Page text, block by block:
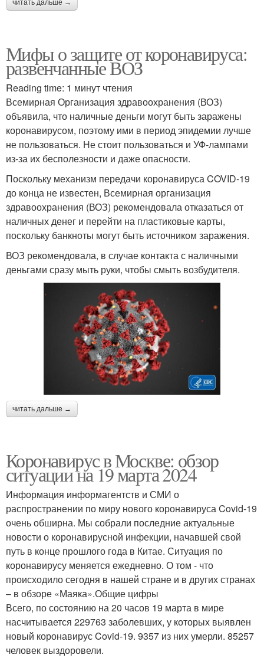
читать дальше →
Мифы о защите от коронавируса:
развенчанные ВОЗ
Reading time: 1 минут чтения
Всемирная Организация здравоохранения (ВОЗ)
объявила, что наличные деньги могут быть заражены
коронавирусом, поэтому ими в период эпидемии лучше
не пользоваться. Не стоит пользоваться и УФ-лампами
из-за их бесполезности и даже опасности.
Поскольку механизм передачи коронавируса COVID-19
до конца не известен, Всемирная организация
здравоохранения (ВОЗ) рекомендовала отказаться от
наличных денег и перейти на пластиковые карты,
поскольку банкноты могут быть источником заражения.
ВОЗ рекомендовала, в случае контакта с наличными
деньгами сразу мыть руки, чтобы смыть возбудителя.
читать дальше →
Коронавирус в Москве: обзор
ситуации на 19 марта 2024
Информация информагентств и СМИ о
распространении по миру нового коронавируса Covid-19
очень обширна. Мы собрали последние актуальные
новости о коронавирусной инфекции, начавшей свой
путь в конце прошлого года в Китае. Ситуация по
коронавирусу меняется ежедневно. О том - что
происходило сегодня в нашей стране и в других странах
– в обзоре «Маяка».Общие цифры
Всего, по состоянию на 20 часов 19 марта в мире
насчитывается 229763 заболевших, у которых выявлен
новый коронавирус Covid-19. 9357 из них умерли. 85257
человек выздоровели.